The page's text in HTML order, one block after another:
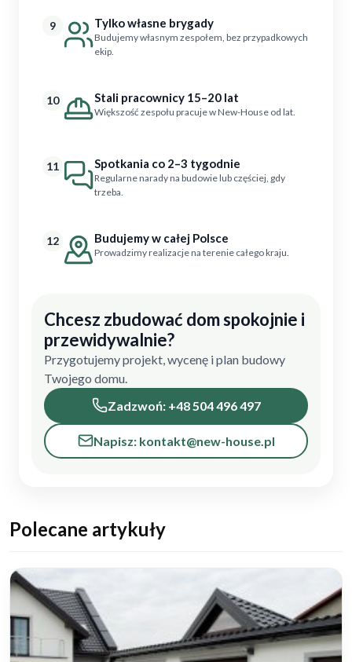
9 Tylko własne brygady
Budujemy własnym zespołem, bez przypadkowych
ekip.
10 Stali pracownicy 15–20 lat
Większość zespołu pracuje w New-House od lat.
11 Spotkania co 2–3 tygodnie
Regularne narady na budowie lub częściej, gdy
trzeba.
12 Budujemy w całej Polsce
Prowadzimy realizacje na terenie całego kraju.
Chcesz zbudować dom spokojnie i
przewidywalnie?
Przygotujemy projekt, wycenę i plan budowy
Twojego domu.
Zadzwoń: +48 504 496 497
Napisz: kontakt@new-house.pl
Polecane artykuły